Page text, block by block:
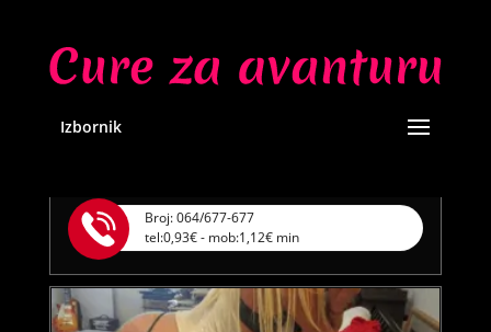
Izbornik
TRAŽIM:
ljubav, veza, napaljivanje, razmjena
slika
Broj: 064/677-677
tel:0,93€ - mob:1,12€ min